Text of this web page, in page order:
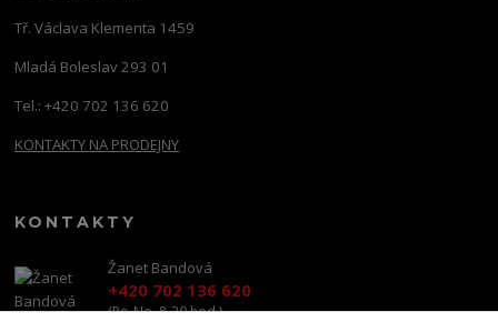
Tř. Václava Klementa 1459
Mladá Boleslav 293 01
Tel.: +420 702 136 620
KONTAKTY NA PRODEJNY
KONTAKTY
Žanet Bandová
+420 702 136 620
(Po-Ne, 8-20 hod.)